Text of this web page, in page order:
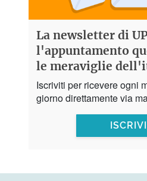
La newsletter di
l'appuntamento
le meraviglie
Iscriviti per ricevere ogni
giorno direttamente via